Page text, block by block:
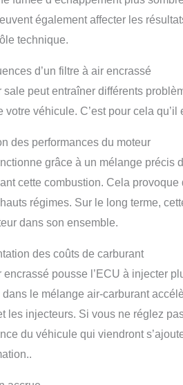
également affecter les
technique.
d’un filtre à air encrassé
sale peut entraîner différents
votre véhicule. C’est pour cela qu’il
des performances du moteur
grâce à un mélange précis
cette combustion. Cela
régimes. Sur le long terme,
dans son ensemble.
des coûts de carburant
encrassé pousse l’ECU à injecter
le mélange air-carburant
les injecteurs. Si vous ne réglez
du véhicule qui viendront